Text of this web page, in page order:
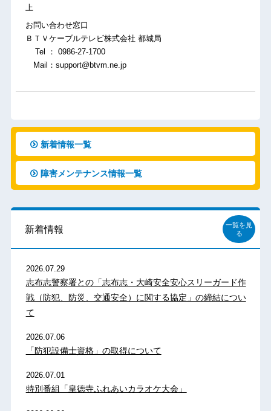
上
お問い合わせ窓口
ＢＴＶケーブルテレビ株式会社 都城局
Tel ： 0986-27-1700
Mail：support@btvm.ne.jp
新着情報一覧
障害メンテナンス情報一覧
新着情報
一覧を見
る
2026.07.29
志布志警察署との「志布志・大崎安全安心スリーガード作
戦（防犯、防災、交通安全）に関する協定」の締結につい
て
2026.07.06
「防犯設備士資格」の取得について
2026.07.01
特別番組「皇徳寺ふれあいカラオケ大会」